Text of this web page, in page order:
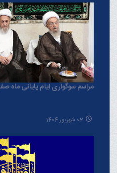
مراسم سوگواری ایام پایانی ماه
02 شهریور 1404